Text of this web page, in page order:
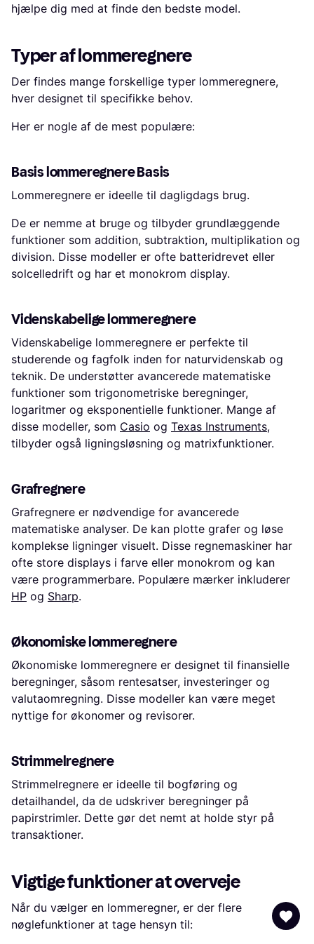
hjælpe dig med at finde den bedste model.
Typer af lommeregnere
Der findes mange forskellige typer lommeregnere,
hver designet til specifikke behov.
Her er nogle af de mest populære:
Basis lommeregnere Basis
Lommeregnere er ideelle til dagligdags brug.
De er nemme at bruge og tilbyder grundlæggende
funktioner som addition, subtraktion, multiplikation og
division. Disse modeller er ofte batteridrevet eller
solcelledrift og har et monokrom display.
Videnskabelige lommeregnere
Videnskabelige lommeregnere er perfekte til
studerende og fagfolk inden for naturvidenskab og
teknik. De understøtter avancerede matematiske
funktioner som trigonometriske beregninger,
logaritmer og eksponentielle funktioner. Mange af
disse modeller, som Casio og Texas Instruments,
tilbyder også ligningsløsning og matrixfunktioner.
Grafregnere
Grafregnere er nødvendige for avancerede
matematiske analyser. De kan plotte grafer og løse
komplekse ligninger visuelt. Disse regnemaskiner har
ofte store displays i farve eller monokrom og kan
være programmerbare. Populære mærker inkluderer
HP og Sharp.
Økonomiske lommeregnere
Økonomiske lommeregnere er designet til finansielle
beregninger, såsom rentesatser, investeringer og
valutaomregning. Disse modeller kan være meget
nyttige for økonomer og revisorer.
Strimmelregnere
Strimmelregnere er ideelle til bogføring og
detailhandel, da de udskriver beregninger på
papirstrimler. Dette gør det nemt at holde styr på
transaktioner.
Vigtige funktioner at overveje
Når du vælger en lommeregner, er der flere
nøglefunktioner at tage hensyn til: